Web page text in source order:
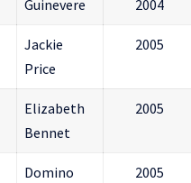
Guinevere 2004
Jackie
Price
2005
Elizabeth
Bennet
2005
Domino
2005